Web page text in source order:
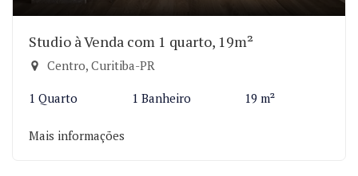
Studio à Venda com 1 quarto, 19m²
Centro, Curitiba-PR
1 Quarto 1 Banheiro 19 m²
Mais informações